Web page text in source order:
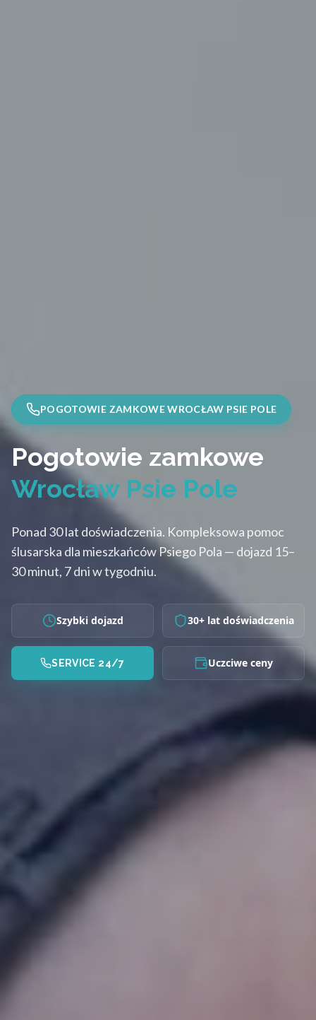
POGOTOWIE ZAMKOWE WROCŁAW PSIE POLE
Pogotowie zamkowe
Wrocław Psie Pole
Ponad 30 lat doświadczenia. Kompleksowa pomoc
ślusarska dla mieszkańców Psiego Pola — dojazd 15–
30 minut, 7 dni w tygodniu.
Szybki dojazd 30+ lat doświadczenia
SERVICE 24/7 Uczciwe ceny